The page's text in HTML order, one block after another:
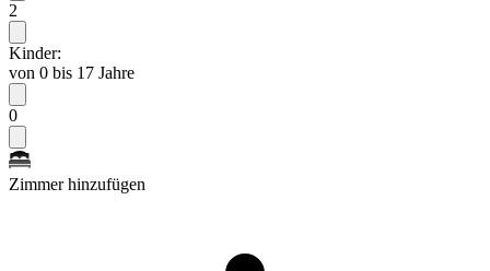
2
Kinder:
von 0 bis 17 Jahre
0
Zimmer hinzufügen